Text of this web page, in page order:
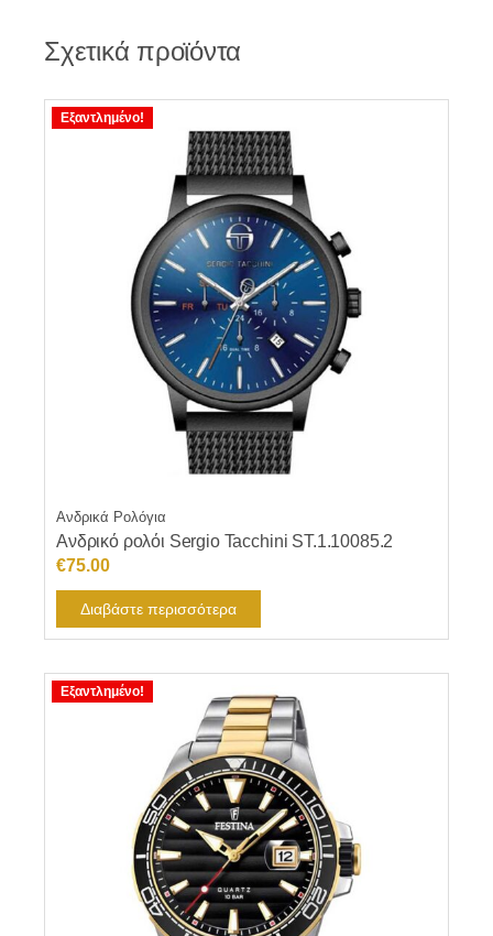
Σχετικά προϊόντα
Εξαντλημένο!
Ανδρικά Ρολόγια
Ανδρικό ρολόι Sergio Tacchini ST.1.10085.2
€75.00
Διαβάστε περισσότερα
Εξαντλημένο!